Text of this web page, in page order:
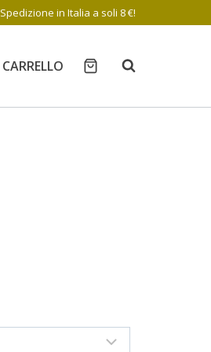
Spedizione in Italia a soli 8 €!
CARRELLO